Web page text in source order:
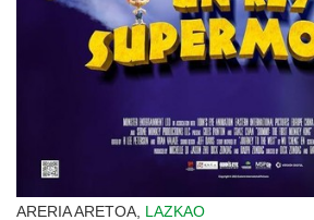
ARERIA ARETOA, LAZKAO